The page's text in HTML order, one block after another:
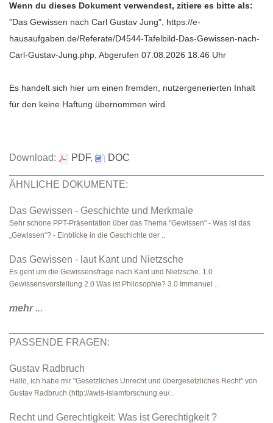
Wenn du dieses Dokument verwendest, zitiere es bitte als:
"Das Gewissen nach Carl Gustav Jung", https://e-
hausaufgaben.de/Referate/D4544-Tafelbild-Das-Gewissen-nach-
Carl-Gustav-Jung.php, Abgerufen 07.08.2026 18:46 Uhr
Es handelt sich hier um einen fremden, nutzergenerierten Inhalt
für den keine Haftung übernommen wird.
Download: PDF, DOC
ÄHNLICHE DOKUMENTE:
Das Gewissen - Geschichte und Merkmale
Sehr schöne PPT-Präsentation über das Thema "Gewissen" - Was ist das
„Gewissen“? - Einblicke in die Geschichte der ..
Das Gewissen - laut Kant und Nietzsche
Es geht um die Gewissensfrage nach Kant und Nietzsche. 1.0
Gewissensvorstellung 2.0 Was ist Philosophie? 3.0 Immanuel ..
mehr...
PASSENDE FRAGEN:
Gustav Radbruch
Hallo, ich habe mir "Gesetzliches Unrecht und übergesetzliches Recht" von
Gustav Radbruch (http://awis-islamforschung.eu/..
Recht und Gerechtigkeit: Was ist Gerechtigkeit ?